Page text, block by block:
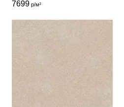
7699р/м²